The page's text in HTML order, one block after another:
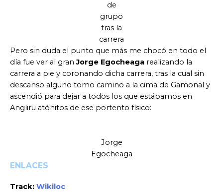
de
grupo
tras la
carrera
Pero sin duda el punto que más me chocó en todo el
día fue ver al granJorge Egocheaga realizando la
carrera a pie y coronando dicha carrera, tras la cual sin
descanso alguno tomo camino a la cima de Gamonal y
ascendió para dejar a todos los que estábamos en
Angliru atónitos de ese portento físico:
Jorge
Egocheaga
ENLACES
Track: Wikiloc